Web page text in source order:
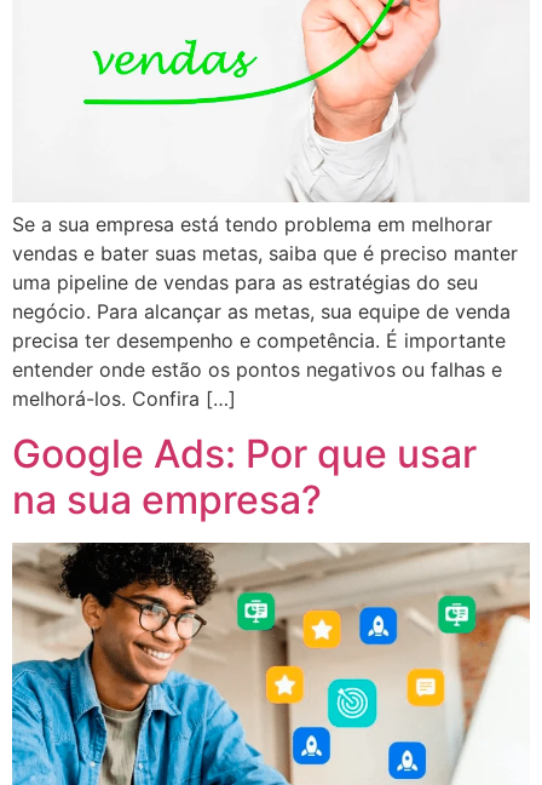
Se a sua empresa está tendo problema em melhorar
vendas e bater suas metas, saiba que é preciso manter
uma pipeline de vendas para as estratégias do seu
negócio. Para alcançar as metas, sua equipe de venda
precisa ter desempenho e competência. É importante
entender onde estão os pontos negativos ou falhas e
melhorá-los. Confira […]
Google Ads: Por que usar
na sua empresa?